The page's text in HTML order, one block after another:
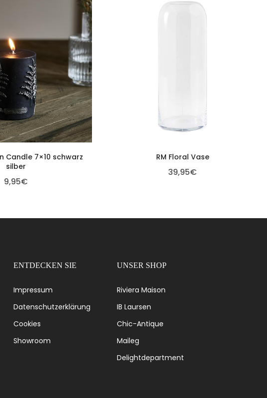
Candle 7×10 schwarz
silber
9,95€
RM Floral Vase
39,95€
ENTDECKEN SIE
Impressum
Datenschutzerklärung
Cookies
Showroom
UNSER SHOP
Riviera Maison
IB Laursen
Chic-Antique
Maileg
Delightdepartment